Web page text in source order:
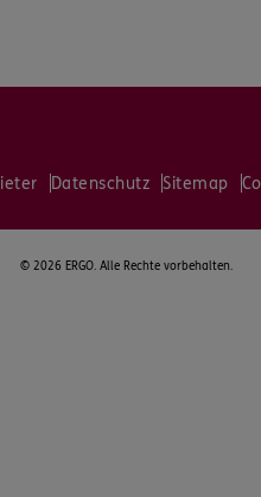
Datenschutz Sitemap
© 2026 ERGO. Alle Rechte vorbehalten.